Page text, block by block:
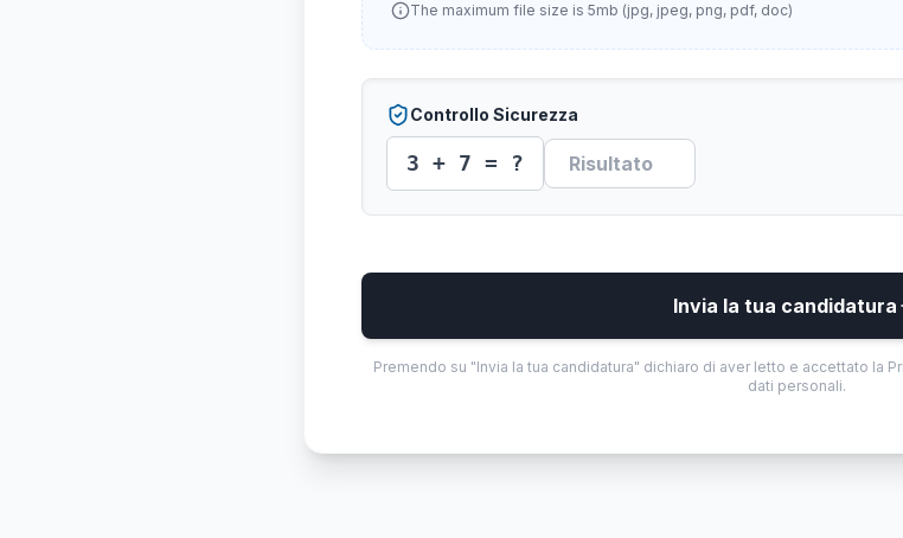
The maximum file size is 5mb (jpg, jpeg, png, pdf, doc)
Controllo Sicurezza
3 + 7 = ?
Invia la tua candidatura
Premendo su "Invia la tua candidatura" dichiaro di aver letto e accettato la
dati personali.